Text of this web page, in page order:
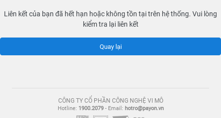
Liên kết của bạn đã hết hạn hoặc không tồn tại trên hệ thống. Vui lòng
kiểm tra lại liên kết
Quay lại
CÔNG TY CỔ PHẦN CÔNG NGHỆ VI MÔ
Hotline: 1900.2079- Email: hotro@payon.vn